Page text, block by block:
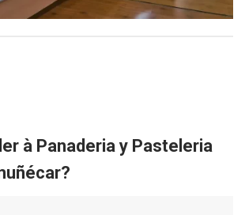
à Panaderia y Pasteleria